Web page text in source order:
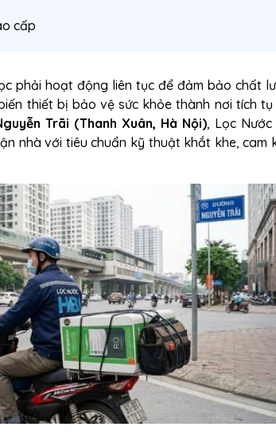
cấp
phải hoạt động liên tục để đảm bảo chất
thiết bị bảo vệ sức khỏe thành nơi tích tụ
Trãi (Thanh Xuân, Hà Nội), Lọc Nước
nhà với tiêu chuẩn kỹ thuật khắt khe, cam